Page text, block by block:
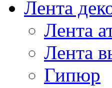
Лента
Лента
Лента
Гипюр